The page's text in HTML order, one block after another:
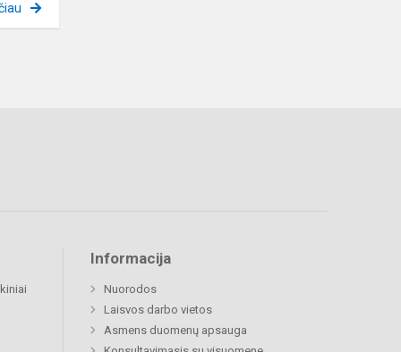
Informacija
Nuorodos
Laisvos darbo vietos
Asmens duomenų apsauga